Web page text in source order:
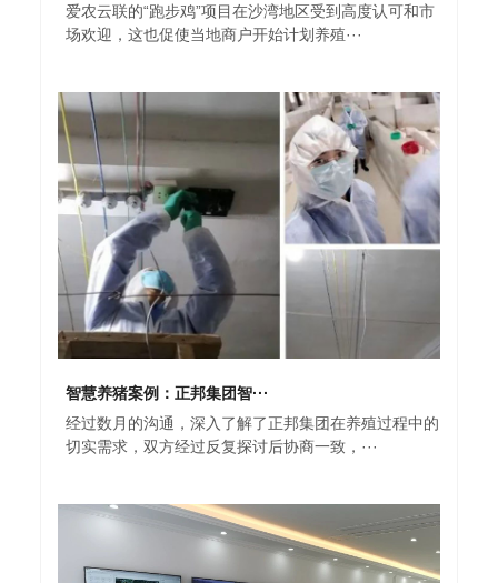
爱农云联的“跑步鸡”项目在沙湾地区受到高度认可和市
场欢迎，这也促使当地商户开始计划养殖···
智慧养猪案例：正邦集团智···
经过数月的沟通，深入了解了正邦集团在养殖过程中的
切实需求，双方经过反复探讨后协商一致，···